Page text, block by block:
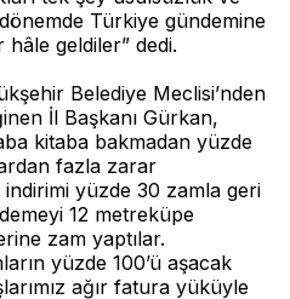
Türkiye gündemine
hâle geldiler” dedi.
Belediye Meclisi’nden
İl Başkanı Gürkan,
kitaba bakmadan yüzde
fazla zarar
yüzde 30 zamla geri
12 metreküpe
zam yaptılar.
yüzde 100’ü aşacak
ağır fatura yüküyle